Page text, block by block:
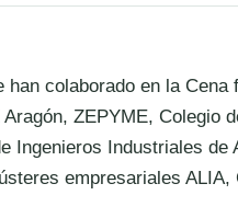
colaborado en la Cena
ZEPYME, Colegio
Ingenieros Industriales de
empresariales ALIA,